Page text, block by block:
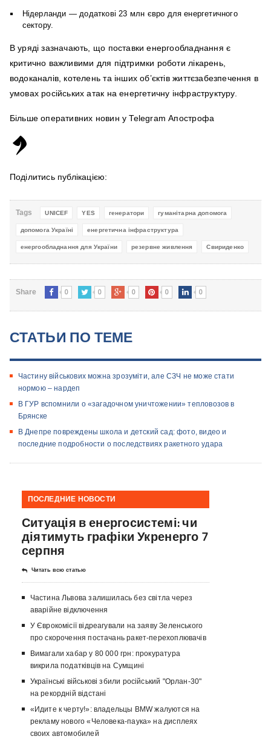
Нідерланди — додаткові 23 млн євро для енергетичного
сектору.
В уряді зазначають, що поставки енергообладнання є
критично важливими для підтримки роботи лікарень,
водоканалів, котелень та інших об’єктів життєзабезпечення в
умовах російських атак на енергетичну інфраструктуру.
Більше оперативних новин у Telegram Апострофа
Поділитись публікацією:
Tags UNICEF YES генератори гуманітарна допомога
допомога Україні енергетична інфраструктура
енергообладнання для України резервне живлення Свириденко
Share 0 0 0 0 0
СТАТЬИ ПО ТЕМЕ
Частину військових можна зрозуміти, але СЗЧ не може стати
нормою – нардеп
В ГУР вспомнили о «загадочном уничтожении» тепловозов в
Брянске
В Днепре повреждены школа и детский сад: фото, видео и
последние подробности о последствиях ракетного удара
ПОСЛЕДНИЕ НОВОСТИ
Ситуація в енергосистемі: чи
діятимуть графіки Укренерго 7
серпня
Читать всю статью
Частина Львова залишилась без світла через
аварійне відключення
У Єврокомісії відреагували на заяву Зеленського
про скорочення постачань ракет-перехоплювачів
Вимагали хабар у 80 000 грн: прокуратура
викрила податківців на Сумщині
Українські військові збили російський "Орлан-30"
на рекордній відстані
«Идите к черту!»: владельцы BMW жалуются на
рекламу нового «Человека-паука» на дисплеях
своих автомобилей